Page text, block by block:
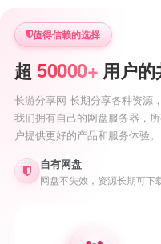
值得信赖的选择
超50000+ 用户
长游分享网 长期分享各种资源
我们拥有自己的网盘服务器，
户提供更好的产品和服务体验。
自有网盘
网盘不失效，资源长期可下